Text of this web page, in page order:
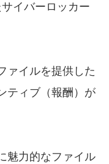
イバーロッカー
ァイルを提供した
ティブ（報酬）が
魅力的なファイル